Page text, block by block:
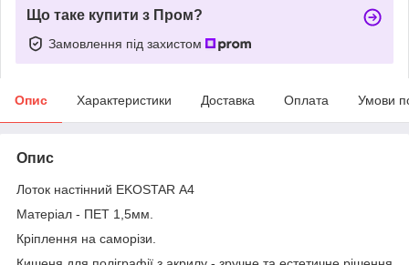
Що таке купити з Пром?
Замовлення під захистом
Опис Характеристики Доставка Оплата Умови
Опис
Лоток настінний EKOSTAR А4
Матеріал - ПЕТ 1,5мм.
Кріплення на саморізи.